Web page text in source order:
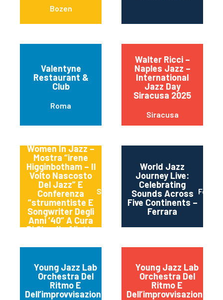
Bozen
Valentyne
Restaurant &
Club
Roma
Walter Ricci –
Naples Jazz –
International
Jazz Day
Siracusa 2025
Siracusa
Women In Jazz –
Mostra “irene
Higginbotham – Il
Volto Nascosto
Del Jazz” E
Conferenza
“strumentiste E
Songwriter Degli
Anni ’40” A Cura
Di Claudia Aliotta
Spoleto
World Jazz
Journey Live:
Celebrating
Sounds Across
Five Continents –
Ferrara
Young Jazz Lab
Orchestra Del
Ritmo E
Dell’improvvisazione
Young Jazz Lab
Orchestra Del
Ritmo E
Dell’improvvisazione